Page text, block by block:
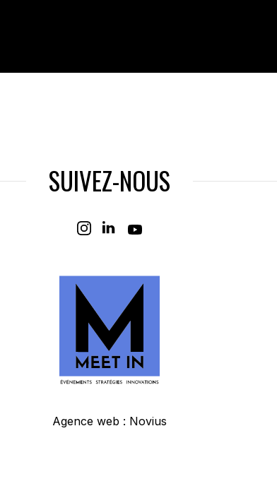
SUIVEZ-NOUS
Agence web : Novius